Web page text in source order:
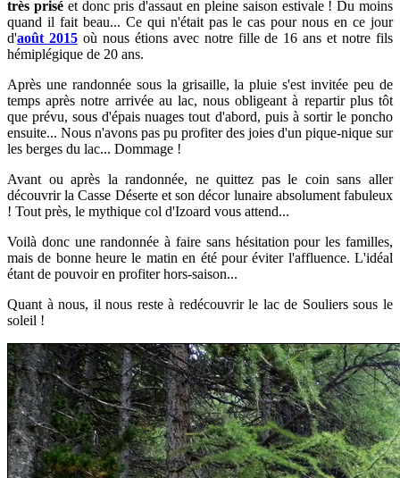
très priséet donc pris d'assaut en pleine saison estivale ! Du moins
quand il fait beau... Ce qui n'était pas le cas pour nous en ce jour
d'août 2015 où nous étions avec notre fille de 16 ans et notre fils
hémiplégique de 20 ans.
Après une randonnée sous la grisaille, la pluie s'est invitée peu de
temps après notre arrivée au lac, nous obligeant à repartir plus tôt
que prévu, sous d'épais nuages tout d'abord, puis à sortir le poncho
ensuite... Nous n'avons pas pu profiter des joies d'un pique-nique sur
les berges du lac... Dommage !
Avant ou après la randonnée, ne quittez pas le coin sans aller
découvrir la Casse Déserte et son décor lunaire absolument fabuleux
! Tout près, le mythique col d'Izoard vous attend...
Voilà donc une randonnée à faire sans hésitation pour les familles,
mais de bonne heure le matin en été pour éviter l'affluence. L'idéal
étant de pouvoir en profiter hors-saison...
Quant à nous, il nous reste à redécouvrir le lac de Souliers sous le
soleil !